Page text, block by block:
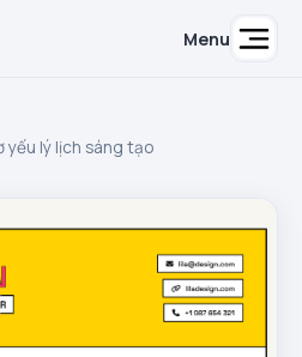
Menu
yếu lý lịch sáng tạo